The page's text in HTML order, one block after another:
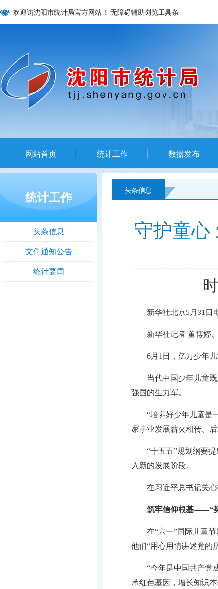
欢迎访沈阳市统计局官方网站！ 无障碍辅助浏览工具条
网站首页 统计工作 数据发布
统计工作
头条信息
文件通知公告
统计要闻
头条信息
守护童
新华社北京5月31
新华社记者 董博婷
6月1日，亿万少年
当代中国少年儿童
强国的生力军。
“培养好少年儿童是
家事业发展薪火相传、
“十五五”规划纲要
入新的发展阶段。
在习近平总书记关
筑牢信仰根基——“
在“六一”国际儿童
他们“用心用情讲述党的
“今年是中国共产党
承红色基因，增长知识